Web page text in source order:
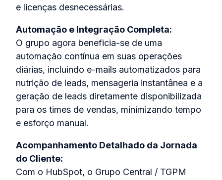
e licenças desnecessárias.
Automação e Integração Completa:
O grupo agora beneficia-se de uma
automação contínua em suas operações
diárias, incluindo e-mails automatizados para
nutrição de leads, mensageria instantânea e a
geração de leads diretamente disponibilizada
para os times de vendas, minimizando tempo
e esforço manual.
Acompanhamento Detalhado da Jornada
do Cliente:
Com o HubSpot, o Grupo Central / TGPM